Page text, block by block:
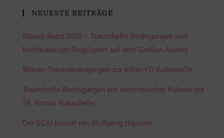
NEUESTE BEITRÄGE
Blaues Band 2026 – Traumhafte Bedingungen und
hochklassiger Segelsport auf dem Großen Alpsee
Wieder Traumbedingungen zur 60ten FD Kuhschelle
Traumhafte Bedingungen vor sommerlicher Kulisse zur
59. Korsar Kuhschelle
Der SCAI trauert um Wolfgang Hausner